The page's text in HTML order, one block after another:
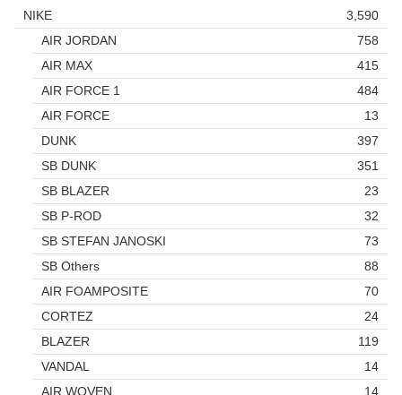
NIKE
3,590
AIR JORDAN
758
AIR MAX
415
AIR FORCE 1
484
AIR FORCE
13
DUNK
397
SB DUNK
351
SB BLAZER
23
SB P-ROD
32
SB STEFAN JANOSKI
73
SB Others
88
AIR FOAMPOSITE
70
CORTEZ
24
BLAZER
119
VANDAL
14
AIR WOVEN
14